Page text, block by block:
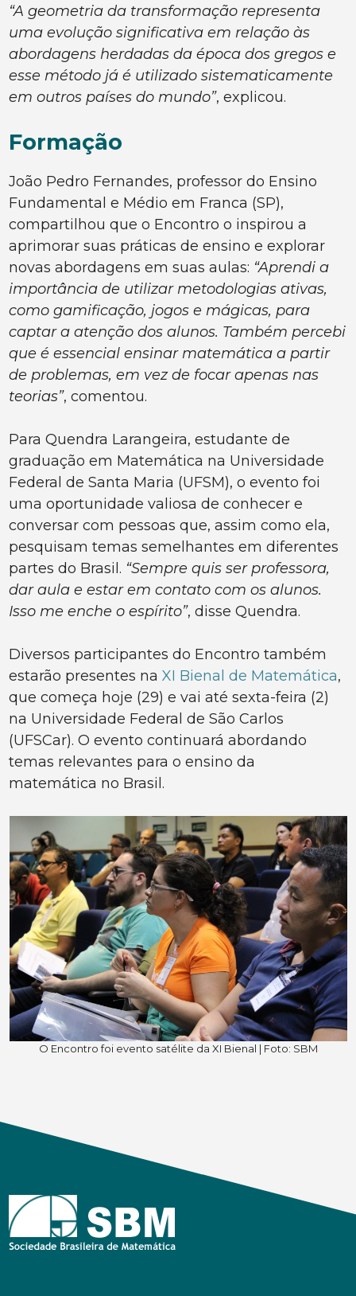
“A geometria da transformação representa
uma evolução significativa em relação às
abordagens herdadas da época dos gregos e
esse método já é utilizado sistematicamente
em outros países do mundo”, explicou.
Formação
João Pedro Fernandes, professor do Ensino
Fundamental e Médio em Franca (SP),
compartilhou que o Encontro o inspirou a
aprimorar suas práticas de ensino e explorar
novas abordagens em suas aulas: “Aprendi a
importância de utilizar metodologias ativas,
como gamificação, jogos e mágicas, para
captar a atenção dos alunos. Também percebi
que é essencial ensinar matemática a partir
de problemas, em vez de focar apenas nas
teorias”, comentou.
Para Quendra Larangeira, estudante de
graduação em Matemática na Universidade
Federal de Santa Maria (UFSM), o evento foi
uma oportunidade valiosa de conhecer e
conversar com pessoas que, assim como ela,
pesquisam temas semelhantes em diferentes
partes do Brasil. “Sempre quis ser professora,
dar aula e estar em contato com os alunos.
Isso me enche o espírito”, disse Quendra.
Diversos participantes do Encontro também
estarão presentes naXI Bienal de Matemática,
que começa hoje (29) e vai até sexta-feira (2)
na Universidade Federal de São Carlos
(UFSCar). O evento continuará abordando
temas relevantes para o ensino da
matemática no Brasil.
O Encontro foi evento satélite da XI Bienal | Foto: SBM